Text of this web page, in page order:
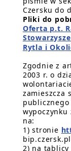
Czersku do
Pliki do
Oferta p.t.
Rytla i
Zgodnie z
2003 r. o
zamieszcza
wypoczynku
na:
1) stronie
2) na tablicy